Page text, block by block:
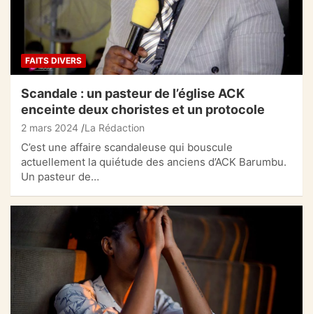
FAITS DIVERS
Scandale : un pasteur de l’église ACK
enceinte deux choristes et un protocole
2 mars 2024 La Rédaction
C’est une affaire scandaleuse qui bouscule
actuellement la quiétude des anciens d’ACK Barumbu.
Un pasteur de…